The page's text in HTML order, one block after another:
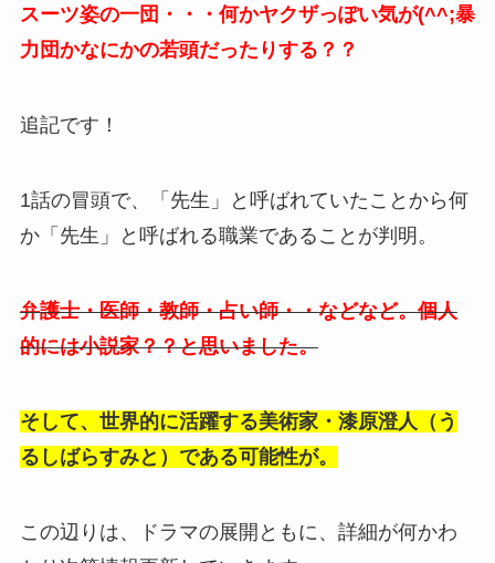
スーツ姿の一団・・・何かヤクザっぽい気が(^^;暴
力団かなにかの若頭だったりする？？
追記です！
1話の冒頭で、「先生」と呼ばれていたことから何
か「先生」と呼ばれる職業であることが判明。
弁護士・医師・教師・占い師・・などなど。個人
的には小説家？？と思いました。
そして、世界的に活躍する美術家・ 漆原澄人（う
るしばらすみと） である可能性が。
この辺りは、ドラマの展開ともに、詳細が何かわ